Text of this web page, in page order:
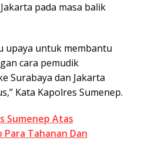
pada masa balik
upaya untuk membantu
cara pemudik
Surabaya dan Jakarta
Kata Kapolres Sumenep.
Sumenep Atas
Tahanan Dan